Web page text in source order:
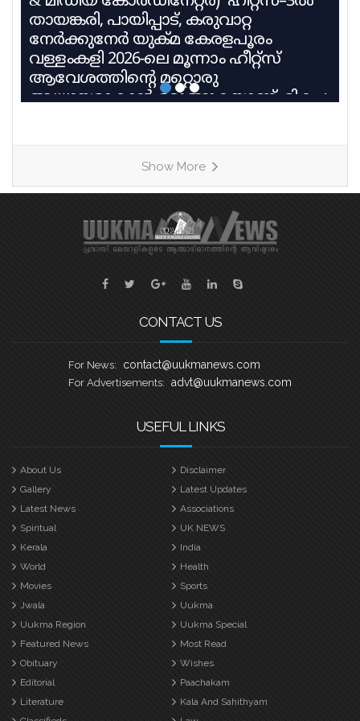
തായങ്കരി, പായിപ്പാട്, കരുവാറ്റ
നേർക്കുനേർ യുക്മ കേരളപൂരം
വള്ളംകളി 2026-ലെ മൂന്നാം ഹീറ്റ്സ്
ആവേശത്തിന്റെ മറ്റൊരു
അധ്യായമാകാൻ ഒരുങ്ങുകയാണ്. മികച്ച
ടീമുകളാണ് ഹീറ്റ്സ്–3ൽ നേർക്കുനേർ
എത്തുന്നത്. തായങ്കരി, പായിപ്പാട്,
കരുവാറ്റ എന്നീ ചരിത്രപ്രസിദ്ധമായ
ചുണ്ടൻവള്ളങ്ങളുടെ പേരിലാണ്
യുകെയിലെ പ്രമുഖ ബോട്ട് ക്ലബ്ബുകൾ
ശക്തി തെളിയിക്കാൻ എത്തുന്നത്.
ബാസറ്റ്ലോ
Show More
CONTACT US
For News: contact@uukmanews.com
For Advertisements: advt@uukmanews.com
USEFUL LINKS
About Us
Disclaimer
Gallery
Latest Updates
Latest News
Associations
Spiritual
UK NEWS
Kerala
India
World
Health
Movies
Sports
Jwala
Uukma
Uukma Region
Uukma Special
Featured News
Most Read
Obituary
Wishes
Editorial
Paachakam
Literature
Kala And Sahithyam